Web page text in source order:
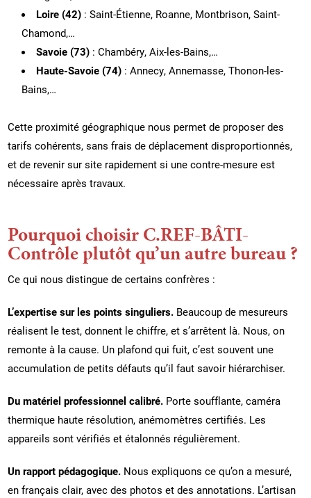
Loire (42) : Saint-Étienne, Roanne, Montbrison, Saint-
Chamond,…
Savoie (73) : Chambéry, Aix-les-Bains,…
Haute-Savoie (74) : Annecy, Annemasse, Thonon-les-
Bains,…
Cette proximité géographique nous permet de proposer des
tarifs cohérents, sans frais de déplacement disproportionnés,
et de revenir sur site rapidement si une contre-mesure est
nécessaire après travaux.
Pourquoi choisir C.REF-BÂTI-
Contrôle plutôt qu’un autre bureau ?
Ce qui nous distingue de certains confrères :
L’expertise sur les points singuliers. Beaucoup de mesureurs
réalisent le test, donnent le chiffre, et s’arrêtent là. Nous, on
remonte à la cause. Un plafond qui fuit, c’est souvent une
accumulation de petits défauts qu’il faut savoir hiérarchiser.
Du matériel professionnel calibré. Porte soufflante, caméra
thermique haute résolution, anémomètres certifiés. Les
appareils sont vérifiés et étalonnés régulièrement.
Un rapport pédagogique. Nous expliquons ce qu’on a mesuré,
en français clair, avec des photos et des annotations. L’artisan